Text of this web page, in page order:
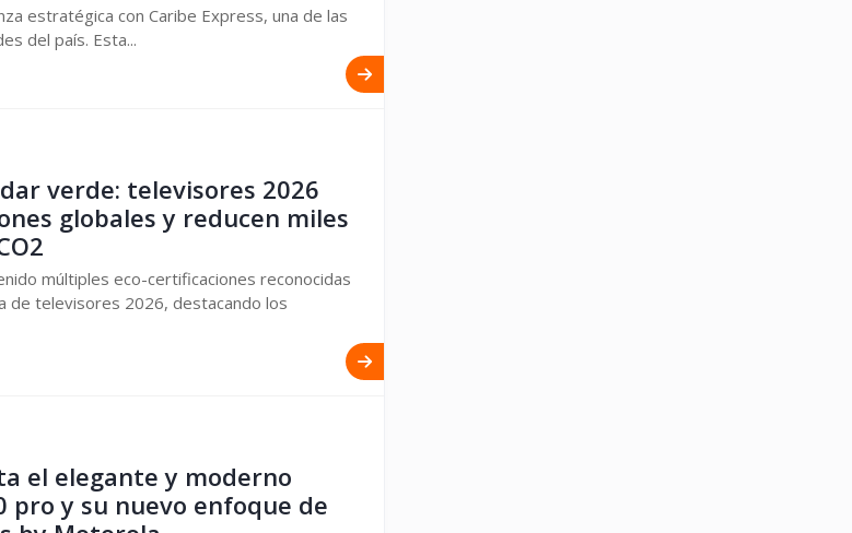
estratégica con Caribe Express, una de las
del país. Esta...
verde: televisores 2026
globales y reducen miles
múltiples eco-certificaciones reconocidas
de televisores 2026, destacando los
el elegante y moderno
pro y su nuevo enfoque de